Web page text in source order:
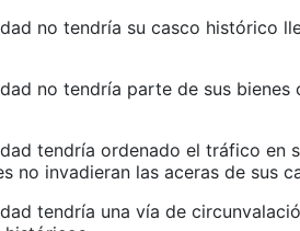
no tendría su casco histórico
no tendría parte de sus bienes
tendría ordenado el tráfico en
no invadieran las aceras de sus
tendría una vía de